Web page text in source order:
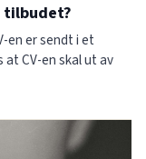
tilbudet?
en er sendt i et
CV-en skal ut av